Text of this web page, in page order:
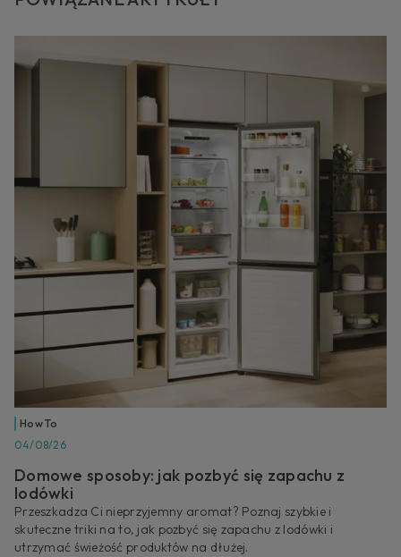
How To
04/08/26
Domowe sposoby: jak pozbyć się zapachu z
lodówki
Przeszkadza Ci nieprzyjemny aromat? Poznaj szybkie i
skuteczne triki na to, jak pozbyć się zapachu z lodówki i
utrzymać świeżość produktów na dłużej.